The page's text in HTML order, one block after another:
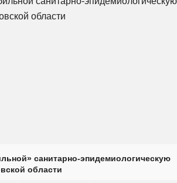
санитарно-эпидемиологическую
области